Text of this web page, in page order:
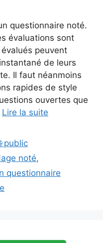
questionnaire noté.
évaluations sont
peuvent
de leurs
Il faut néanmoins
rapides de style
ouvertes que
Lire la suite
public
noté,
questionnaire